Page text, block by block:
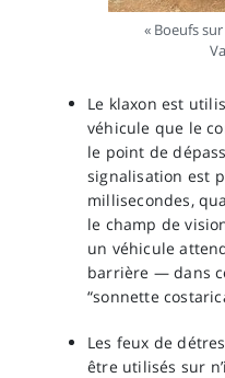
« Boeufs
Le klaxon est
véhicule que le
le point de
signalisation est
millisecondes,
le champ de
un véhicule
barrière — dans
“sonnette
Les feux de
être utilisés sur